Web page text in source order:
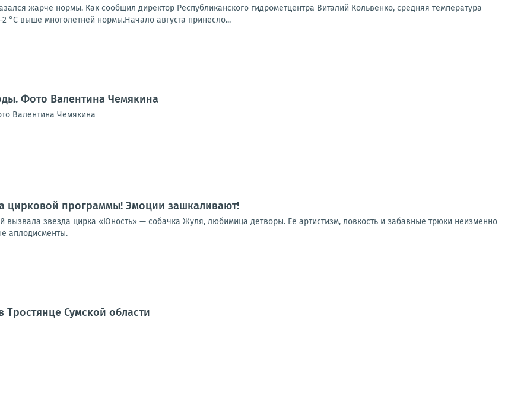
жарче нормы. Как сообщил директор Республиканского гидрометцентра Виталий Кольвенко, средняя температура
°С выше многолетней нормы.Начало августа принесло...
Фото Валентина Чемякина
Валентина Чемякина
цирковой программы! Эмоции зашкаливают!
вызвала звезда цирка «Юность» — собачка Жуля, любимица детворы. Её артистизм, ловкость и забавные трюки неизменно
аплодисменты.
Тростянце Сумской области